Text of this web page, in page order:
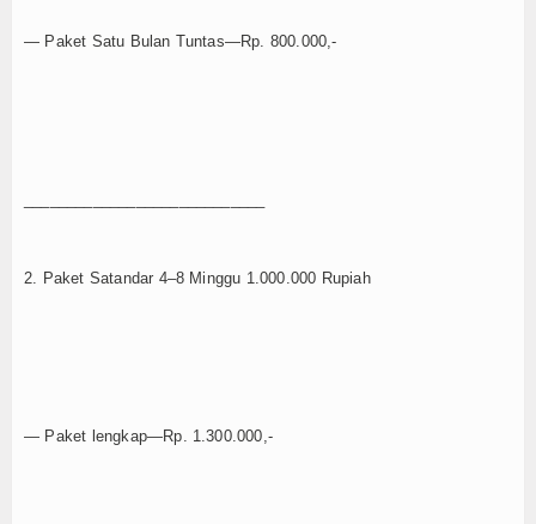
— Paket Satu Bulan Tuntas—Rp. 800.000,-
2. Paket Satandar 4–8 Minggu 1.000.000 Rupiah
— Paket lengkap—Rp. 1.300.000,-